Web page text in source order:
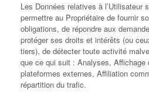
Les Données relatives à l’Utilisateur
permettre au Propriétaire de fournir
obligations, de répondre aux
protéger ses droits et intérêts (ou
tiers), de détecter toute activité
que ce qui suit : Analyses, Affichage
plateformes externes, Affiliation
répartition du trafic.